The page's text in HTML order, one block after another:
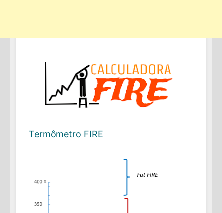
Termômetro FIRE